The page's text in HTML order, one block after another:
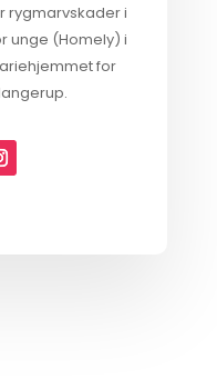
rygmarvskader i
unge (Homely) i
for